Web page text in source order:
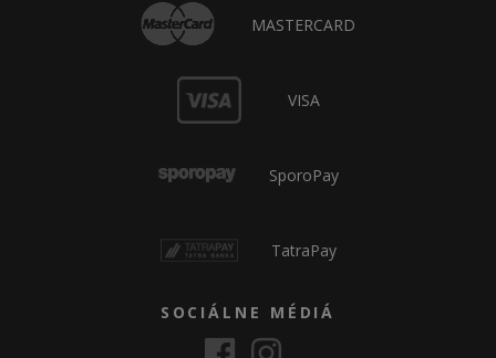
MASTERCARD
VISA
SporoPay
TatraPay
SOCIÁLNE MÉDIÁ